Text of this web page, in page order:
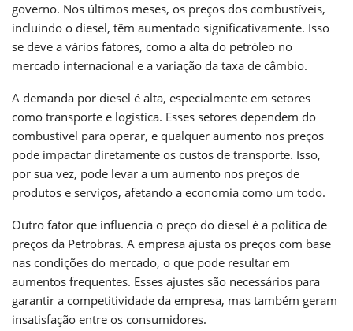
governo. Nos últimos meses, os preços dos combustíveis,
incluindo o diesel, têm aumentado significativamente. Isso
se deve a vários fatores, como a alta do petróleo no
mercado internacional e a variação da taxa de câmbio.
A demanda por diesel é alta, especialmente em setores
como transporte e logística. Esses setores dependem do
combustível para operar, e qualquer aumento nos preços
pode impactar diretamente os custos de transporte. Isso,
por sua vez, pode levar a um aumento nos preços de
produtos e serviços, afetando a economia como um todo.
Outro fator que influencia o preço do diesel é a política de
preços da Petrobras. A empresa ajusta os preços com base
nas condições do mercado, o que pode resultar em
aumentos frequentes. Esses ajustes são necessários para
garantir a competitividade da empresa, mas também geram
insatisfação entre os consumidores.